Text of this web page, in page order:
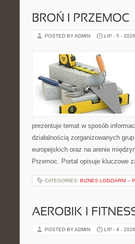
BROŃ I PRZEMOC
POSTED BY ADMIN LIP - 5 - 2026
prezentuje temat w sposób
działalnością zorganizowanych
europejskich oraz na arenie
Przemoc. Portal opisuje kluczowe
CATEGORIES: BIZNES LODZIARNI –
AEROBIK I
POSTED BY ADMIN LIP - 4 - 2026